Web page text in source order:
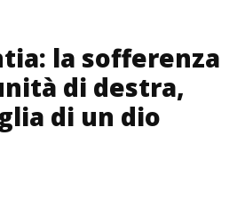
la sofferenza
di destra,
di un dio